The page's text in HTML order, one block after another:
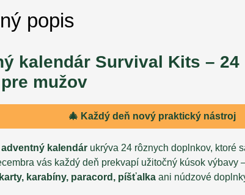
popis
kalendár Survival Kits –
mužov
🎄 Každý deň nový praktický nástroj
kalendár ukrýva 24 rôznych doplnkov, ktoré
vás každý deň prekvapí užitočný kúsok výbavy
karabíny, paracord, píšťalka ani núdzové